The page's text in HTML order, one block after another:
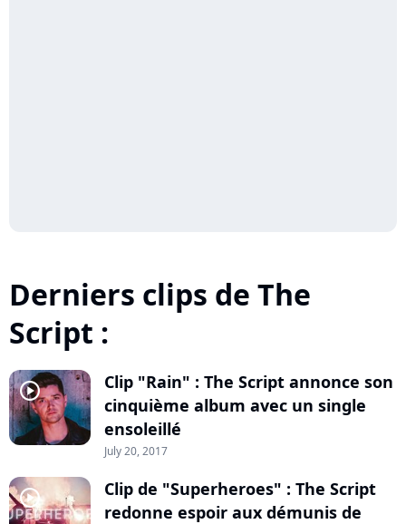
Derniers clips de The
Script :
player2
Clip "Rain" : The Script annonce son
cinquième album avec un single
ensoleillé
July 20, 2017
player2
Clip de "Superheroes" : The Script
redonne espoir aux démunis de